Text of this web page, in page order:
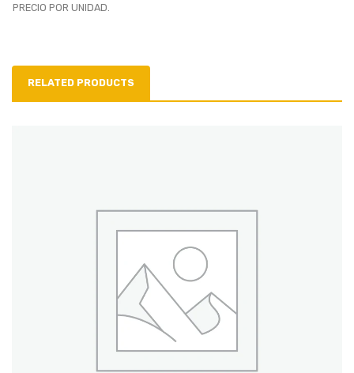
PRECIO POR UNIDAD.
RELATED PRODUCTS